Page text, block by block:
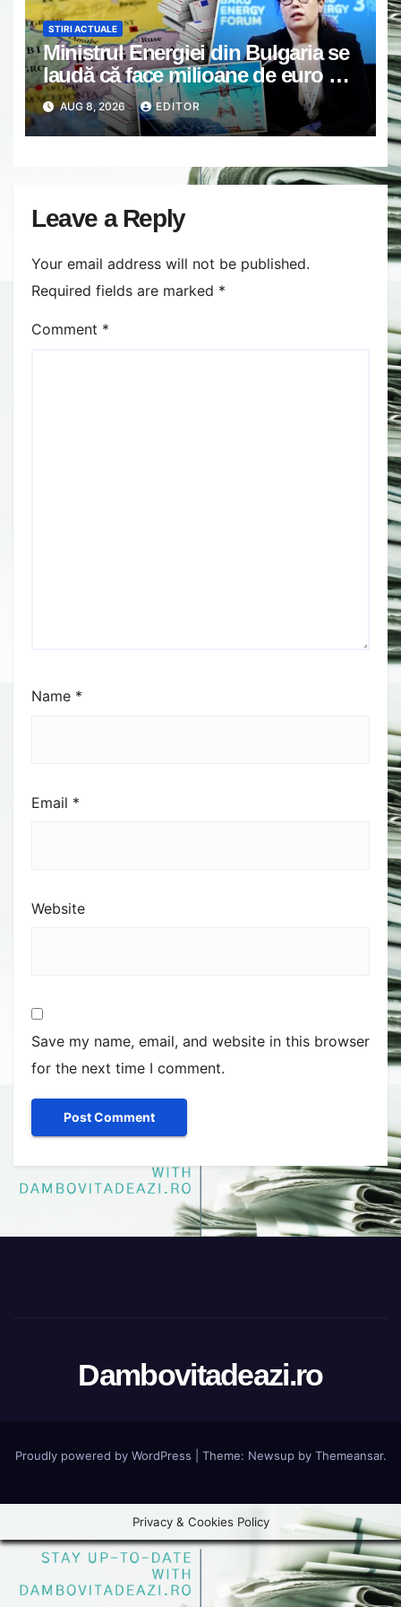
STIRI ACTUALE
Ministrul Energiei din Bulgaria se
laudă că face milioane de euro pe
spatele crizei energetice din
România. Gândul a documentat
cazul
AUG 8, 2026 EDITOR
Leave a Reply
Your email address will not be published.
Required fields are marked *
Comment *
Name *
Email *
Website
Save my name, email, and website in this browser
for the next time I comment.
Dambovitadeazi.ro
Proudly powered by WordPress Theme: Newsupby Themeansar.
Privacy & Cookies Policy